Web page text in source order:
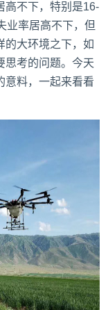
高不下，特别是16-
业率居高不下，但
的大环境之下，如
思考的问题。今天
意料，一起来看看